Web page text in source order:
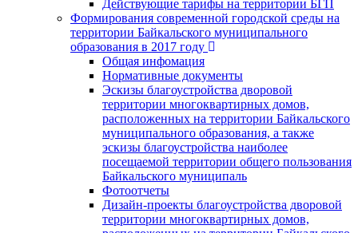
Действующие тарифы на территории БГП
Формирования современной городской среды на
территории Байкальского муниципального
образования в 2017 году
Общая инфомация
Нормативные документы
Эскизы благоустройства дворовой
территории многоквартирных домов,
расположенных на территории Байкальского
муниципального образования, а также
эскизы благоустройства наиболее
посещаемой территории общего пользования
Байкальского муниципаль
Фотоотчеты
Дизайн-проекты благоустройства дворовой
территории многоквартирных домов,